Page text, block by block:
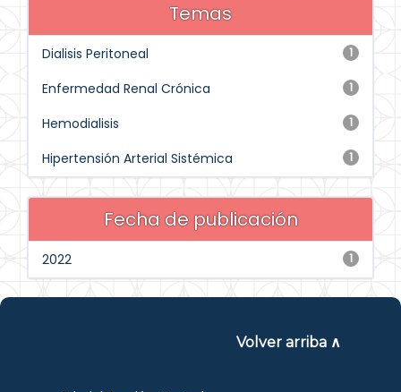
Temas
1
Dialisis Peritoneal
1
Enfermedad Renal Crónica
1
Hemodialisis
1
Hipertensión Arterial Sistémica
Fecha de publicación
1
2022
Volver arriba ∧